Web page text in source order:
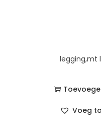
legging,mt
Voeg